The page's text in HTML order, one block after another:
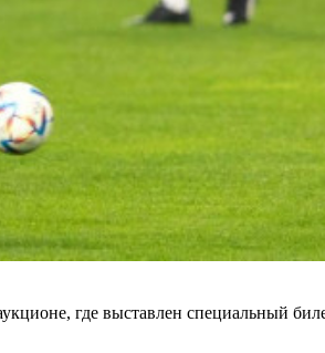
где выставлен специальный